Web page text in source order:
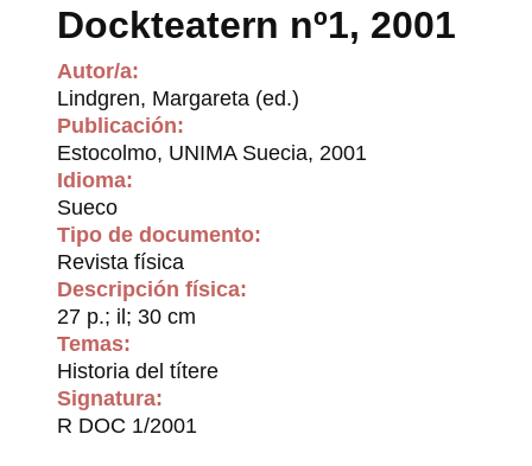
Dockteatern nº1, 2001
Autor/a:
Lindgren, Margareta (ed.)
Publicación:
Estocolmo, UNIMA Suecia, 2001
Idioma:
Sueco
Tipo de documento:
Revista física
Descripción física:
27 p.; il; 30 cm
Temas:
Historia del títere
Signatura:
R DOC 1/2001